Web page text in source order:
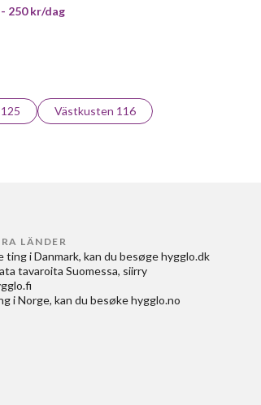
250 kr/dag
Västkusten 116
LÄNDER
ting i Danmark, kan du besøge hygglo.dk
tavaroita Suomessa, siirry
i Norge, kan du besøke hygglo.no